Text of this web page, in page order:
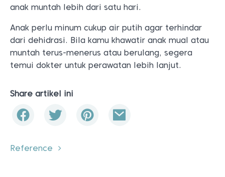
anak muntah lebih dari satu hari.
Anak perlu minum cukup air putih agar terhindar
dari dehidrasi. Bila kamu khawatir anak mual atau
muntah terus-menerus atau berulang, segera
temui dokter untuk perawatan lebih lanjut.
Share artikel ini
Reference